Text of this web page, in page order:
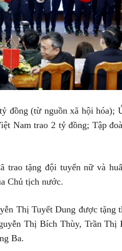
đồng (từ nguồn xã hội hóa);
Nam trao 2 tỷ đồng; Tập
trao tặng đội tuyển nữ và
Chủ tịch nước.
Thị Tuyết Dung được tặng
Thị Bích Thùy, Trần Thị
Ba.